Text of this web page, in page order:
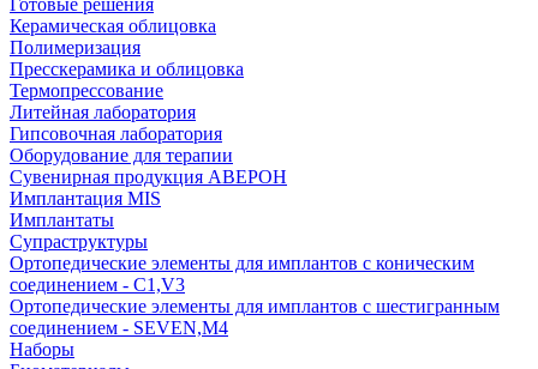
Готовые решения
Керамическая облицовка
Полимеризация
Пресскерамика и облицовка
Термопрессование
Литейная лаборатория
Гипсовочная лаборатория
Оборудование для терапии
Сувенирная продукция АВЕРОН
Имплантация MIS
Имплантаты
Супраструктуры
Ортопедические элементы для имплантов с коническим
соединением - C1,V3
Ортопедические элементы для имплантов с шестигранным
соединением - SEVEN,M4
Наборы